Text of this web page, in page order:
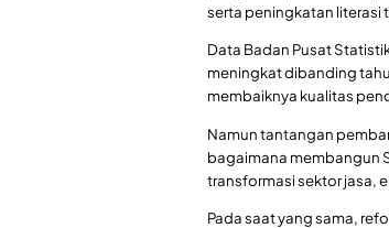
serta peningkatan literasi
Data Badan Pusat
meningkat dibanding
membaiknya kualitas
Namun tantangan
bagaimana membangun
transformasi sektor jasa,
Pada saat yang sama,